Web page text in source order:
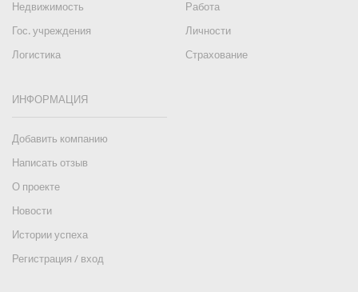
Недвижимость
Работа
Гос. учреждения
Личности
Логистика
Страхование
ИНФОРМАЦИЯ
Добавить компанию
Написать отзыв
О проекте
Новости
Истории успеха
Регистрация / вход